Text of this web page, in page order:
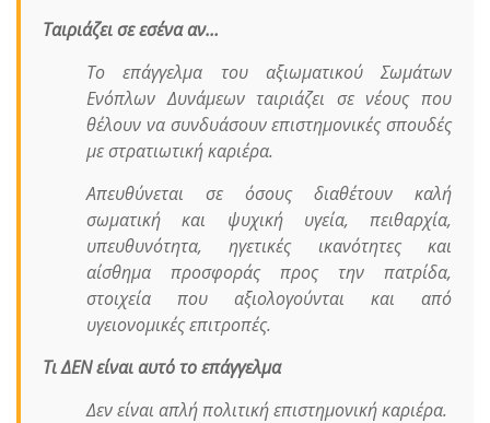
Ταιριάζει σε εσένα αν…
Το επάγγελμα του αξιωματικού Σωμάτων
Ενόπλων Δυνάμεων ταιριάζει σε νέους που
θέλουν να συνδυάσουν επιστημονικές σπουδές
με στρατιωτική καριέρα.
Απευθύνεται σε όσους διαθέτουν καλή
σωματική και ψυχική υγεία, πειθαρχία,
υπευθυνότητα, ηγετικές ικανότητες και
αίσθημα προσφοράς προς την πατρίδα,
στοιχεία που αξιολογούνται και από
υγειονομικές επιτροπές.
Τι ΔΕΝ είναι αυτό το επάγγελμα
Δεν είναι απλή πολιτική επιστημονική καριέρα.